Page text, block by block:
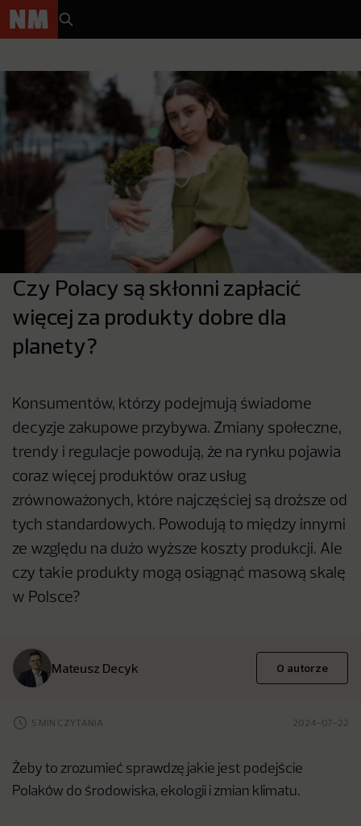
Czy Polacy są skłonni zapłacić
więcej za produkty dobre dla
planety?
Konsumentów, którzy podejmują świadome
decyzje zakupowe przybywa. Zmiany społeczne,
trendy i regulacje powodują, że na rynku pojawia
coraz więcej produktów oraz usług
zrównoważonych, które najczęściej są droższe od
tych standardowych. Powodują to między innymi
ze względu na dużo wyższe koszty produkcji. Ale
czy takie produkty mogą osiągnąć masową skalę
w Polsce?
Mateusz Decyk O autorze
5 MIN CZYTANIA 2024-07-22
Żeby to zrozumieć sprawdzę jakie jest podejście
Polaków do środowiska, ekologii i zmian klimatu.